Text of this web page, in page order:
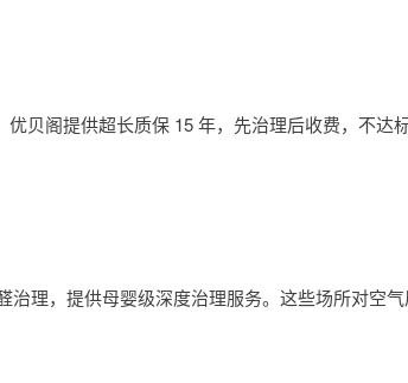
贝阁提供超长质保 15 年，先治理后收费，不达
理，提供母婴级深度治理服务。这些场所对空